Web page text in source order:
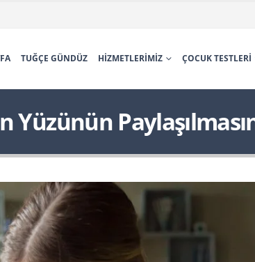
TUĞÇE GÜNDÜZ HIZMETLERIMIZ ÇOCUK TESTLERI
Yüzünün